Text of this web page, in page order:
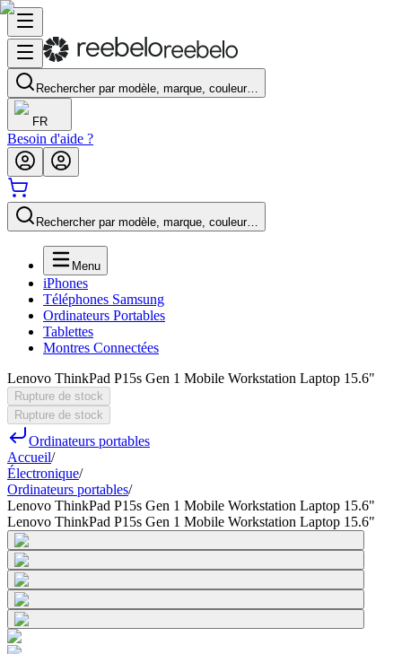
Rechercher par modèle, marque, couleur…
FR
Besoin d'aide ?
Rechercher par modèle, marque, couleur…
Menu
iPhones
Téléphones Samsung
Ordinateurs Portables
Tablettes
Montres Connectées
Lenovo ThinkPad P15s Gen 1 Mobile Workstation Laptop 15.6"
Rupture de stock
Rupture de stock
Ordinateurs portables
Accueil/
Électronique/
Ordinateurs portables/
Lenovo ThinkPad P15s Gen 1 Mobile Workstation Laptop 15.6"
Lenovo ThinkPad P15s Gen 1 Mobile Workstation Laptop 15.6"